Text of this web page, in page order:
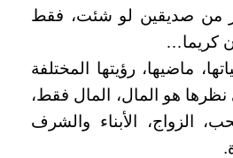
من صديقين لو شئت، فقط
كريما…
ماضيها، رؤيتها المختلفة
نظرها هو المال، المال فقط،
الزواج، الأبناء والشرف